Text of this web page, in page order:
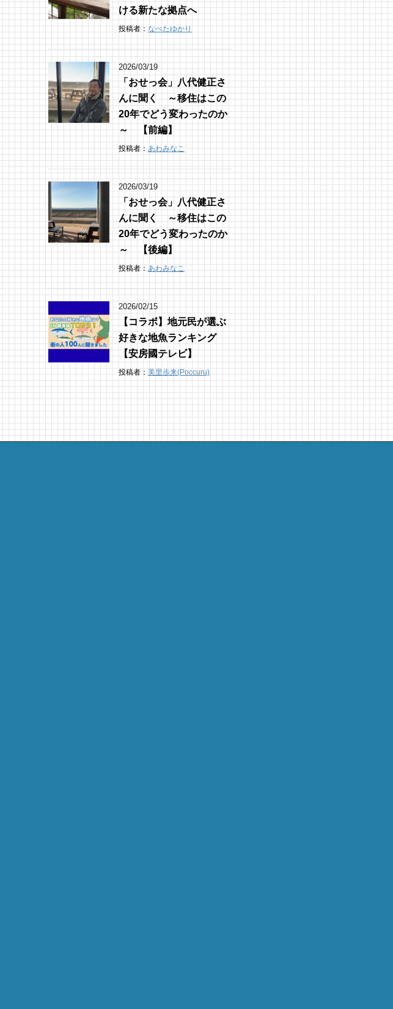
ける新たな拠点へ
投稿者：なべたゆかり
2026/03/19
「おせっ会」八代健正さ
んに聞く ～移住はこの
20年でどう変わったのか
～ 【前編】
投稿者：あわみなこ
2026/03/19
「おせっ会」八代健正さ
んに聞く ～移住はこの
20年でどう変わったのか
～ 【後編】
投稿者：あわみなこ
2026/02/15
【コラボ】地元民が選ぶ
好きな地魚ランキング
【安房國テレビ】
投稿者：美里歩来(Poccuru)